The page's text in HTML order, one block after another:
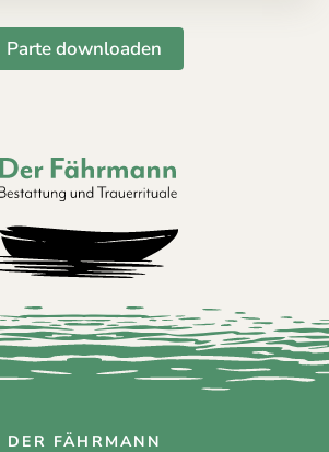
Parte downloaden
Der Fährmann - Bestattung und
DER FÄHRMANN